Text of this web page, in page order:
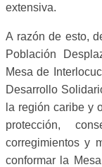
extensiva.
A razón de esto,
Población
Mesa de
Desarrollo
la región caribe y
protección,
corregimientos y
conformar la